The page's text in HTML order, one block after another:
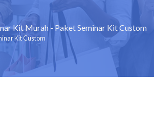
Kit Murah - Paket Seminar Kit Custom
Kit Custom